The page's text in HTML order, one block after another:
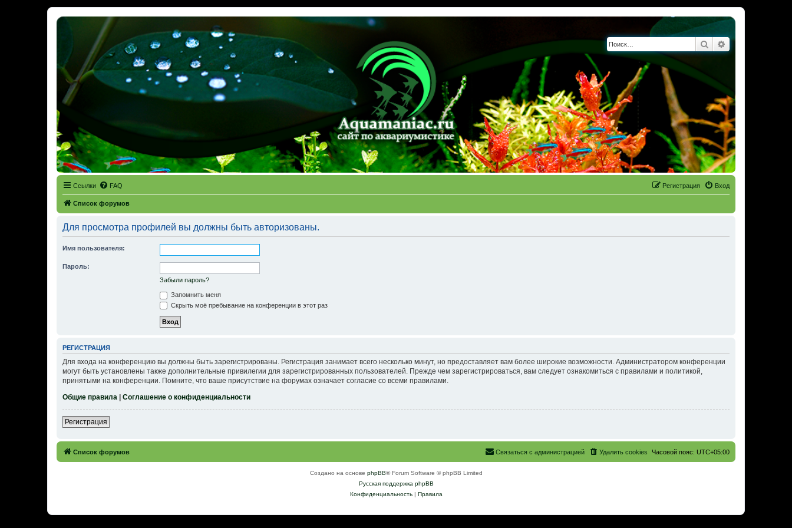
Поиск Расширенный
Ссылки FAQ Вход
Регистрация
Список форумов
Для просмотра профилей вы должны быть авторизованы.
Имя пользователя:
Пароль:
Забыли пароль?
Запомнить меня
Скрыть моё пребывание на конференции в этот раз
РЕГИСТРАЦИЯ
Для входа на конференцию вы должны быть зарегистрированы. Регистрация занимает всего несколько минут, но предоставляет вам более широкие возможности. Администратором конференции
могут быть установлены также дополнительные привилегии для зарегистрированных пользователей. Прежде чем зарегистрироваться, вам следует ознакомиться с правилами и политикой,
принятыми на конференции. Помните, что ваше присутствие на форумах означает согласие со всеми правилами.
Общие правила | Соглашение о конфиденциальности
Регистрация
Список форумов Часовой пояс: UTC+05:00
Удалить cookies
Связаться с администрацией
Создано на основе phpBB® Forum Software © phpBB Limited
Русская поддержка phpBB
Конфиденциальность| Правила